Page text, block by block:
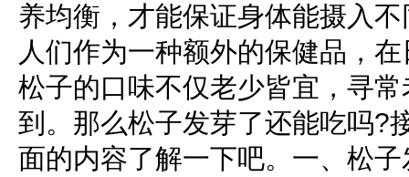
养均衡，才能保证身体能摄入
人们作为一种额外的保健品，
松子的口味不仅老少皆宜，寻
到。那么松子发芽了还能吃吗?
面的内容了解一下吧。一、松